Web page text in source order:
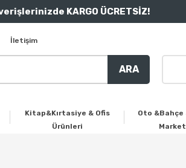
KARGO ÜCRETSİZ!
İletişim
ARA
Kitap&Kırtasiye & Ofis
Ürünleri
Oto &Bahçe
Market